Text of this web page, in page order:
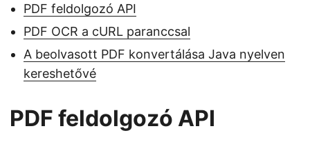
PDF feldolgozó API
PDF OCR a cURL paranccsal
A beolvasott PDF konvertálása Java nyelven
kereshetővé
PDF feldolgozó API